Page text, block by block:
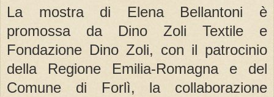
La mostra di Elena Bellantoni è
promossa da Dino Zoli Textile e
Fondazione Dino Zoli, con il patrocinio
della Regione Emilia-Romagna e del
Comune di Forlì, la collaborazione